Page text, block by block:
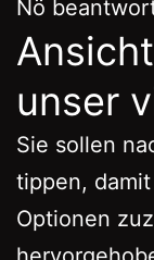
Nö
unser
Sie sollen
tippen,
Optionen